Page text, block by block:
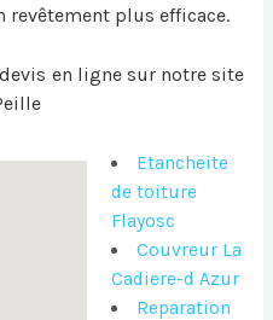
revêtement plus efficace.
en ligne sur notre site
Etancheite
de toiture
Flayosc
Couvreur La
Cadiere-d Azur
Reparation